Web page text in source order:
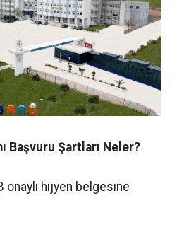
Başvuru Şartları Neler?
onaylı hijyen belgesine